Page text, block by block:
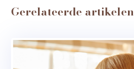
Gerelateerde artikelen